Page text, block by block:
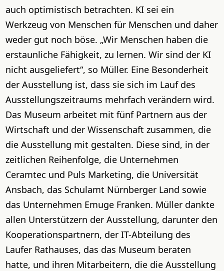
auch optimistisch betrachten. KI sei ein
Werkzeug von Menschen für Menschen und daher
weder gut noch böse. „Wir Menschen haben die
erstaunliche Fähigkeit, zu lernen. Wir sind der KI
nicht ausgeliefert“, so Müller. Eine Besonderheit
der Ausstellung ist, dass sie sich im Lauf des
Ausstellungszeitraums mehrfach verändern wird.
Das Museum arbeitet mit fünf Partnern aus der
Wirtschaft und der Wissenschaft zusammen, die
die Ausstellung mit gestalten. Diese sind, in der
zeitlichen Reihenfolge, die Unternehmen
Ceramtec und Puls Marketing, die Universität
Ansbach, das Schulamt Nürnberger Land sowie
das Unternehmen Emuge Franken. Müller dankte
allen Unterstützern der Ausstellung, darunter den
Kooperationspartnern, der IT-Abteilung des
Laufer Rathauses, das das Museum beraten
hatte, und ihren Mitarbeitern, die die Ausstellung